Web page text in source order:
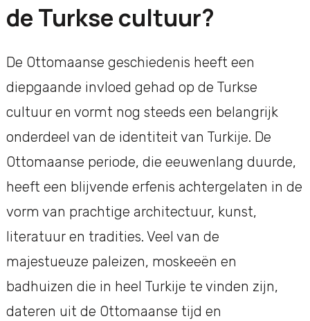
de Turkse cultuur?
De Ottomaanse geschiedenis heeft een
diepgaande invloed gehad op de Turkse
cultuur en vormt nog steeds een belangrijk
onderdeel van de identiteit van Turkije. De
Ottomaanse periode, die eeuwenlang duurde,
heeft een blijvende erfenis achtergelaten in de
vorm van prachtige architectuur, kunst,
literatuur en tradities. Veel van de
majestueuze paleizen, moskeeën en
badhuizen die in heel Turkije te vinden zijn,
dateren uit de Ottomaanse tijd en